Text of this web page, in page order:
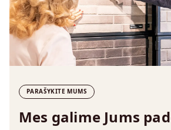
PARAŠYKITE MUMS
Mes galime Jums